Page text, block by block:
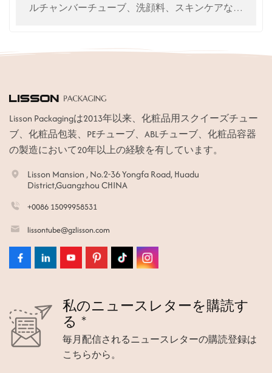
ルチャンバーチューブ、洗顔料、スキンケアなど
Lisson Packagingは2013年以来、化粧品用スクイーズチュー
ブ、化粧品包装、PEチューブ、ABLチューブ、化粧品容器
の製造において20年以上の経験を有しています。
Lisson Mansion , No.2-36 Yongfa Road, Huadu
District,Guangzhou CHINA
+0086 15099958531
lissontube@gzlisson.com
私のニュースレターを購読す
る *
毎月配信されるニュースレターの購読登録は
こちらから。